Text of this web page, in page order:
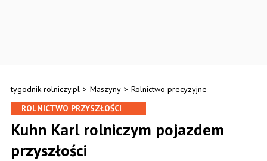
tygodnik-rolniczy.pl > Maszyny > Rolnictwo precyzyjne
ROLNICTWO PRZYSZŁOŚCI
Kuhn Karl rolniczym pojazdem
przyszłości